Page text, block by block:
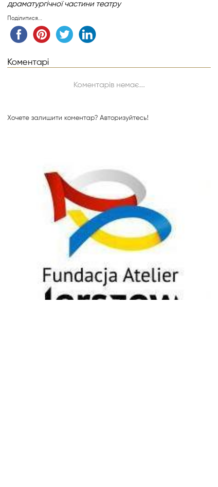
драматургічноїчастини театру
Поділитися...
Коментарі
Коментарів немає...
Хочете залишити коментар? Авторизуйтесь!